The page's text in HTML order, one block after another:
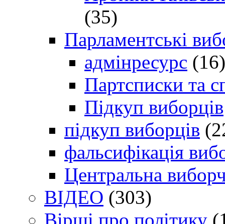
(35)
Парламентські
адмінресурс (16)
Партсписки та
Підкуп виборців
підкуп виборців
фальсифікація
Центральна
ВІДЕО (303)
Вірші про політику